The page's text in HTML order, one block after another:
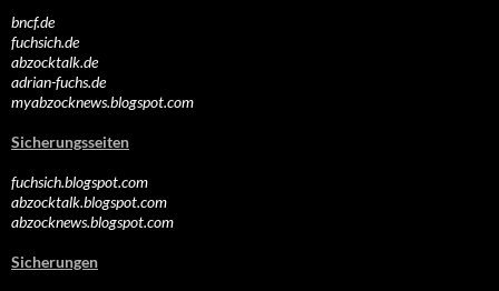
bncf.de
fuchsich.de
abzocktalk.de
adrian-fuchs.de
myabzocknews.blogspot.com
Sicherungsseiten
fuchsich.blogspot.com
abzocktalk.blogspot.com
abzocknews.blogspot.com
Sicherungen